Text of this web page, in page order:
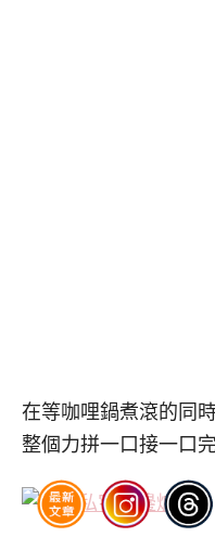
在等咖哩鍋煮滾的同
整個力拼一口接一口